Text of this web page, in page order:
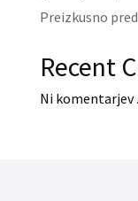
Preizkusno
Recent
Ni komentarjev